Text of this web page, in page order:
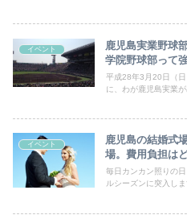
イベント
鹿児島実業野球
学院野球部って
平成28年3月20日（
に、わが鹿児島実業が
イベント
鹿児島の結婚式
場。費用負担は
毎日カンカン照りの
ルシーズンに突入し